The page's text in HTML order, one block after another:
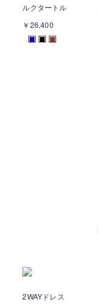
ルクタートル
￥26,400
■ ■ ■
2WAYドレス